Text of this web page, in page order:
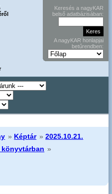
Keresés a nagyKAR
belső adatbázisában:
A nagyKAR honlapjai
betűrendben:
» Képtár »2025.10.21.
»